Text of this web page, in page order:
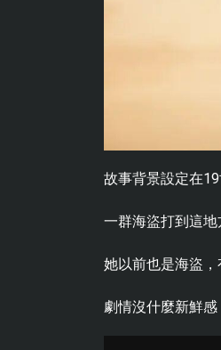
故事背景設定在19
一群海盜打到這
她以前也是海盜，
劇情沒什麼新鮮感